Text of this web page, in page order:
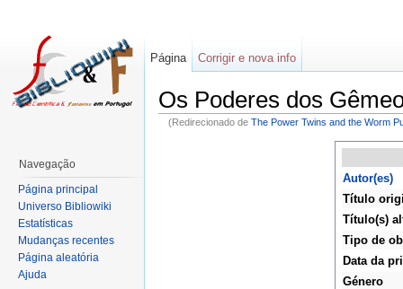
Os Poderes dos
(Redirecionado de The Power Twins and the Worm
Autor(es)
Título
Título(s)
Tipo de
Data da
Género
Página Corrigir e nova info
Navegação
Página principal
Universo Bibliowiki
Estatísticas
Mudanças recentes
Página aleatória
Ajuda